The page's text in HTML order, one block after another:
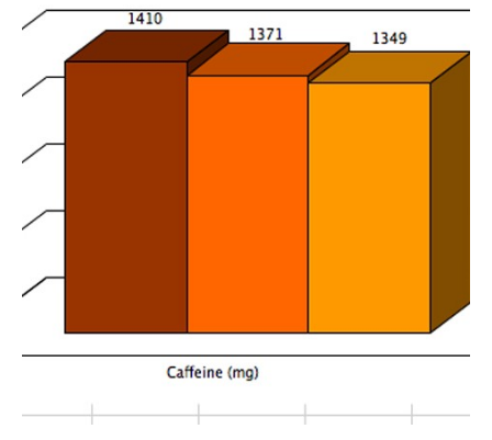
Tests de produits
Tendances